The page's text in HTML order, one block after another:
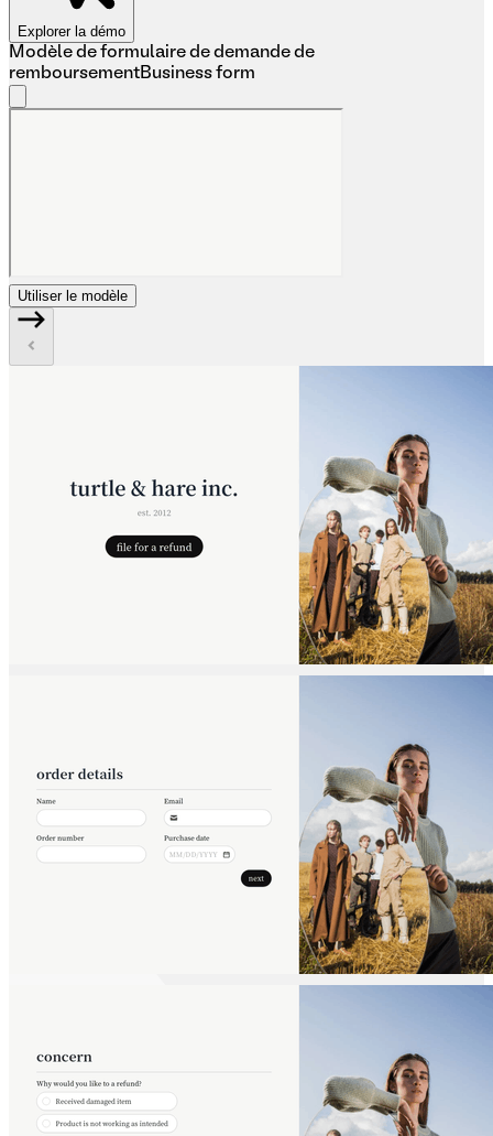
Explorer la démo
Modèle de formulaire de demande de
remboursement Business form
Utiliser le modèle